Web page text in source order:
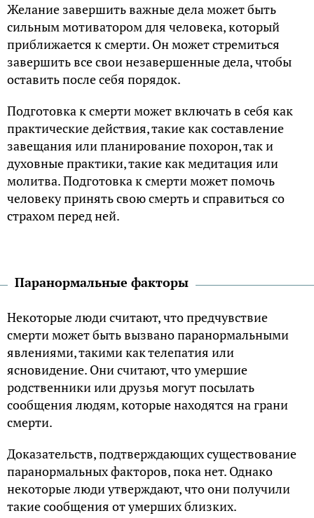
Желание завершить важные дела может быть
сильным мотиватором для человека, который
приближается к смерти. Он может стремиться
завершить все свои незавершенные дела, чтобы
оставить после себя порядок.
Подготовка к смерти может включать в себя как
практические действия, такие как составление
завещания или планирование похорон, так и
духовные практики, такие как медитация или
молитва. Подготовка к смерти может помочь
человеку принять свою смерть и справиться со
страхом перед ней.
Паранормальные факторы
Некоторые люди считают, что предчувствие
смерти может быть вызвано паранормальными
явлениями, такими как телепатия или
ясновидение. Они считают, что умершие
родственники или друзья могут посылать
сообщения людям, которые находятся на грани
смерти.
Доказательств, подтверждающих существование
паранормальных факторов, пока нет. Однако
некоторые люди утверждают, что они получили
такие сообщения от умерших близких.